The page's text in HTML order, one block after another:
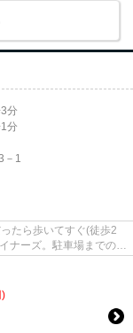
3分
1分
－1
たら歩いてすぐ(徒歩2
ナーズ。駐車場までの距
)